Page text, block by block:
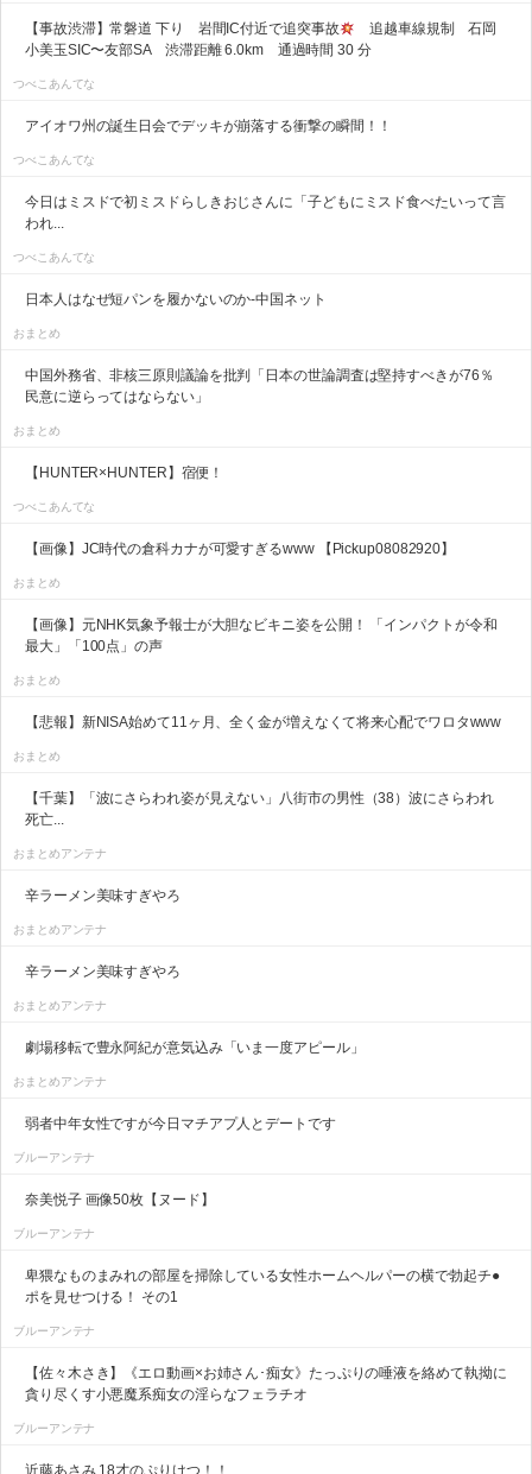
【事故渋滞】常磐道 下り 岩間IC付近で追突事故
追越車線規制 石岡
小美玉SIC〜友部SA 渋滞距離 6.0km 通過時間 30 分
つべこあんてな
アイオワ州の誕生日会でデッキが崩落する衝撃の瞬間！！
つべこあんてな
今日はミスドで初ミスドらしきおじさんに「子どもにミスド食べたいって言
われ...
つべこあんてな
日本人はなぜ短パンを履かないのか-中国ネット
おまとめ
中国外務省、非核三原則議論を批判「日本の世論調査は堅持すべきが76％
民意に逆らってはならない」
おまとめ
【HUNTER×HUNTER】宿便！
つべこあんてな
【画像】JC時代の倉科カナが可愛すぎるwww 【Pickup08082920】
おまとめ
【画像】元NHK気象予報士が大胆なビキニ姿を公開！ 「インパクトが令和
最大」「100点」の声
おまとめ
【悲報】新NISA始めて11ヶ月、全く金が増えなくて将来心配でワロタwww
おまとめ
【千葉】「波にさらわれ姿が見えない」八街市の男性（38）波にさらわれ
死亡...
おまとめアンテナ
辛ラーメン美味すぎやろ
おまとめアンテナ
辛ラーメン美味すぎやろ
おまとめアンテナ
劇場移転で豊永阿紀が意気込み「いま一度アピール」
おまとめアンテナ
弱者中年女性ですが今日マチアプ人とデートです
ブルーアンテナ
奈美悦子 画像50枚【ヌード】
ブルーアンテナ
卑猥なものまみれの部屋を掃除している女性ホームヘルパーの横で勃起チ●
ポを見せつける！ その1
ブルーアンテナ
【佐々木さき】《エロ動画×お姉さん･痴女》たっぷりの唾液を絡めて執拗に
貪り尽くす小悪魔系痴女の淫らなフェラチオ
ブルーアンテナ